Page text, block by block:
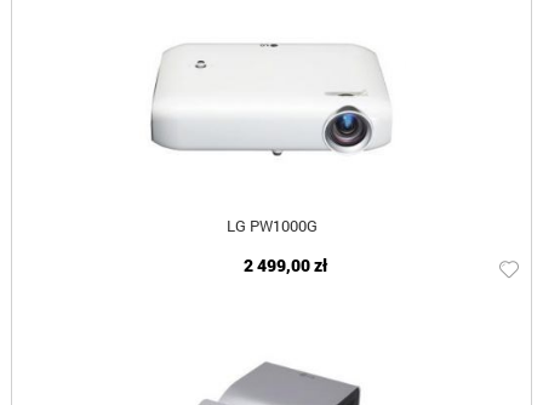
LG PW1000G
2 499,00 zł